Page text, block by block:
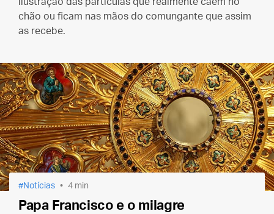
chão ou ficam nas mãos do comungante que assim
as recebe.
Notícias 4 min
Papa Francisco e o milagre